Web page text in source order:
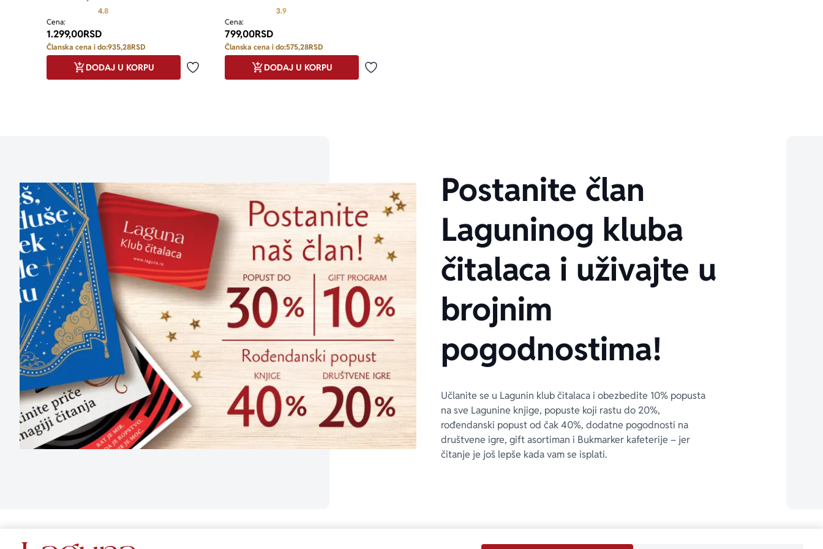
4.8Prosecna ocena je 4.8 od 5
Cena:
1.299,00RSD
Članska cena i do:935,28RSD
Dodaj u omiljene
DODAJ U KORPU
3.9Prosecna ocena je 3.9 od 5
Cena:
799,00RSD
Članska cena i do:575,28RSD
Dodaj u omiljene
DODAJ U KORPU
Postanite član
Laguninog kluba
čitalaca i uživajte u
brojnim
pogodnostima!
Učlanite se u Lagunin klub čitalaca i obezbedite 10% popusta
na sve Lagunine knjige, popuste koji rastu do 20%,
rođendanski popust od čak 40%, dodatne pogodnosti na
društvene igre, gift asortiman i Bukmarker kafeterije – jer
čitanje je još lepše kada vam se isplati.